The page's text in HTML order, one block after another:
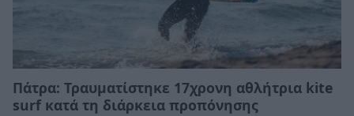
Πάτρα: Τραυματίστηκε 17χρονη αθλήτρια kite
surf κατά τη διάρκεια προπόνησης